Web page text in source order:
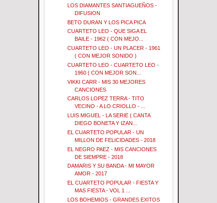
LOS DIAMANTES SANTIAGUEÑOS -
DIFUSION
BETO DURAN Y LOS PICA PICA
CUARTETO LEO - QUE SIGA EL
BAILE - 1962 ( CON MEJO...
CUARTETO LEO - UN PLACER - 1961
( CON MEJOR SONIDO )
CUARTETO LEO - CUARTETO LEO -
1960 ( CON MEJOR SON...
VIKKI CARR - MIS 30 MEJORES
CANCIONES
CARLOS LOPEZ TERRA - TITO
VECINO - A LO CRIOLLO - ...
LUIS MIGUEL - LA SERIE ( CANTA
DIEGO BONETA Y IZAN...
EL CUARTETO POPULAR - UN
MILLON DE FELICIDADES - 2018
EL NEGRO PAEZ - MIS CANCIONES
DE SIEMPRE - 2018
DAMARIS Y SU BANDA - MI MAYOR
AMOR - 2017
EL CUARTETO POPULAR - FIESTA Y
MAS FIESTA - VOL 1 ...
LOS BOHEMIOS - GRANDES EXITOS